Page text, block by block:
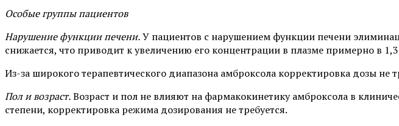
Особые группы пациентов
Нарушение функции печени.У пациентов с нарушением функции печени
снижается, что приводит к увеличению его концентрации в плазме примерно в
Из-за широкого терапевтического диапазона амброксола корректировка дозы не
Пол и возраст.Возраст и пол не влияют на фармакокинетику амброксола в
степени, корректировка режима дозирования не требуется.